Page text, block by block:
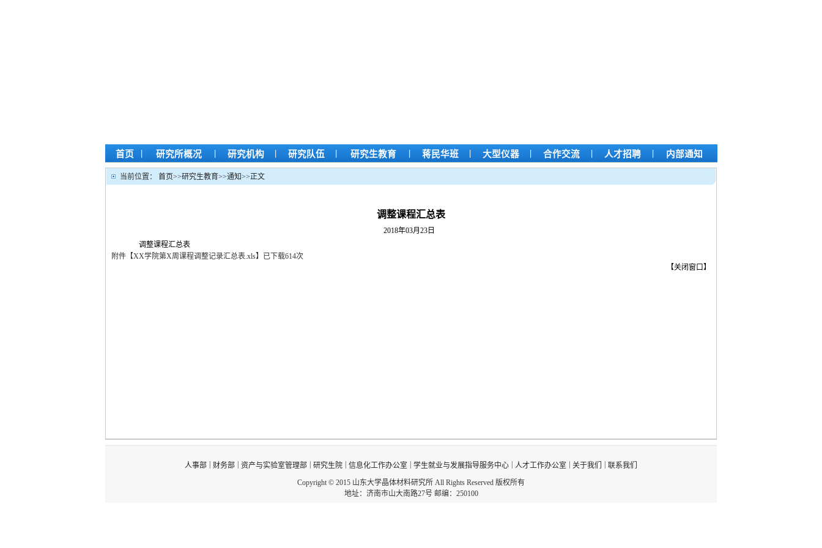
首页 | 研究所概况 | 研究机构 | 研究队伍 | 研究生教育 | 蒋民华班 | 大型仪器 | 合作交流 | 人才招聘 | 内部通知
当前位置： 首页>>研究生教育>>通知>>正文
调整课程汇总表
2018年03月23日
调整课程汇总表
附件【XX学院第X周课程调整记录汇总表.xls】 已下载614次
【关闭窗口】
人事部 财务部 资产与实验室管理部 研究生院 信息化工作办公室 学生就业与发展指导服务中心 人才工作办公室 关于我们
联系我们
Copyright © 2015 山东大学晶体材料研究所 All Rights Reserved 版权所有
地址：济南市山大南路27号 邮编：250100